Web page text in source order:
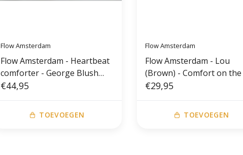
Flow Amsterdam
Flow Amsterdam - Heartbeat
comforter - George Blush
Grey
€44,95
TOEVOEGEN
Flow Amsterdam
Flow Amsterdam - Lou
(Brown) - Comfort on
€29,95
TOEVOEGEN